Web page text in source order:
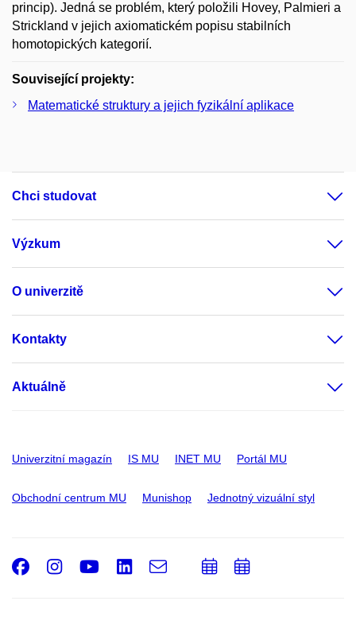
princip). Jedná se problém, který položili Hovey, Palmieri a
Strickland v jejich axiomatickém popisu stabilních
homotopických kategorií.
Související projekty:
Matematické struktury a jejich fyzikální aplikace
Chci studovat
Výzkum
O univerzitě
Kontakty
Aktuálně
Univerzitní magazín IS MU INET MU Portál MU
Obchodní centrum MU Munishop Jednotný vizuální styl
Facebook
Instagram
Youtube
LinkedIn
e-
PřidatPřidat